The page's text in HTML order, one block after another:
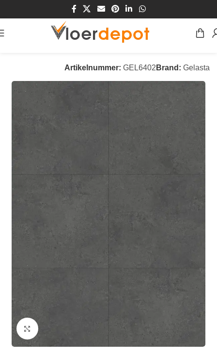
/Vloeren/PVC Vloeren
Artikelnummer: GEL6402 Brand: Gelasta
Klik om te vergroten